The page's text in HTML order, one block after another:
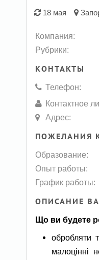
18 мая
Компания:
Рубрики:
КОНТАКТЫ
Телефон:
Контактное
Адрес:
ПОЖЕЛАНИЯ
Образование:
Опыт работы:
График работы:
ОПИСАНИЕ
Що ви будете
обробляти
малоцінні